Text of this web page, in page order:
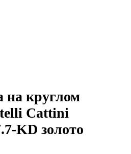
на круглом
Cattini
KD золото